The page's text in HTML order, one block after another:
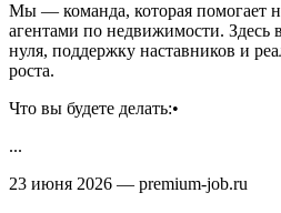
Мы — команда, которая помогает
агентами по недвижимости. Здесь
нуля, поддержку наставников и
роста.
Что вы будете делать:•
...
23 июня 2026 — premium-job.ru